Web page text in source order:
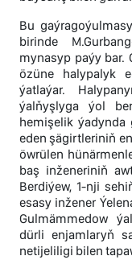
Bu
birinde
mynasyp paýy bar.
özüne halypalyk
ýatlaýar.
ýalňyşlyga ýol
hemişelik
eden şägirtleriniň
öwrülen
baş inženeriniň
Berdiýew, 1-nji
esasy inžener
Gulmämmedow
dürli enjamlaryň
netijeliligi bilen